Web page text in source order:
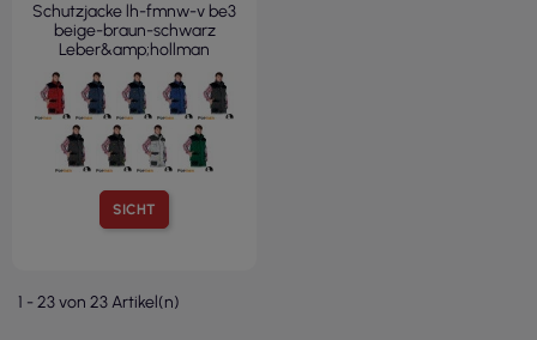
SICHT
Schutzjacke lh-fmnw-v be3
beige-braun-schwarz
Leber&amp;hollman
1 - 23 von 23 Artikel(n)